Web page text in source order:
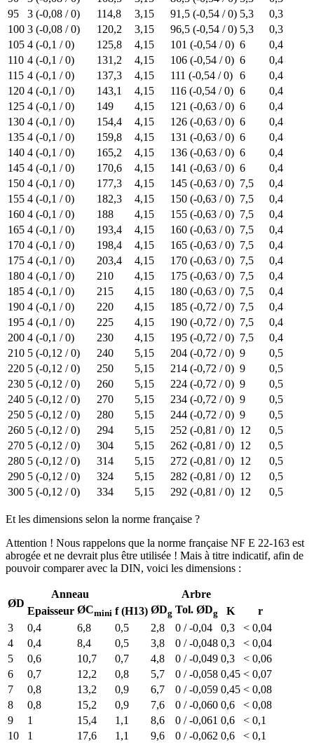
95
3 (-0,08 / 0) 114,8 3,15 91,5 (-0,54 / 0) 5,3
0,3
100 3 (-0,08 / 0) 120,2 3,15 96,5 (-0,54 / 0) 5,3
0,3
105 4 (-0,1 / 0) 125,8 4,15 101 (-0,54 / 0) 6
0,4
110 4 (-0,1 / 0) 131,2 4,15 106 (-0,54 / 0) 6
0,4
115 4 (-0,1 / 0) 137,3 4,15 111 (-0,54 / 0) 6
0,4
120 4 (-0,1 / 0) 143,1 4,15 116 (-0,54 / 0) 6
0,4
125 4 (-0,1 / 0) 149 4,15 121 (-0,63 / 0) 6
0,4
130 4 (-0,1 / 0) 154,4 4,15 126 (-0,63 / 0) 6
0,4
135 4 (-0,1 / 0) 159,8 4,15 131 (-0,63 / 0) 6
0,4
140 4 (-0,1 / 0) 165,2 4,15 136 (-0,63 / 0) 6
0,4
145 4 (-0,1 / 0) 170,6 4,15 141 (-0,63 / 0) 6
0,4
150 4 (-0,1 / 0) 177,3 4,15 145 (-0,63 / 0) 7,5
0,4
155 4 (-0,1 / 0) 182,3 4,15 150 (-0,63 / 0) 7,5
0,4
160 4 (-0,1 / 0) 188 4,15 155 (-0,63 / 0) 7,5
0,4
165 4 (-0,1 / 0) 193,4 4,15 160 (-0,63 / 0) 7,5
0,4
170 4 (-0,1 / 0) 198,4 4,15 165 (-0,63 / 0) 7,5
0,4
175 4 (-0,1 / 0) 203,4 4,15 170 (-0,63 / 0) 7,5
0,4
180 4 (-0,1 / 0) 210 4,15 175 (-0,63 / 0) 7,5
0,4
185 4 (-0,1 / 0) 215 4,15 180 (-0,63 / 0) 7,5
0,4
190 4 (-0,1 / 0) 220 4,15 185 (-0,72 / 0) 7,5
0,4
195 4 (-0,1 / 0) 225 4,15 190 (-0,72 / 0) 7,5
0,4
200 4 (-0,1 / 0) 230 4,15 195 (-0,72 / 0) 7,5
0,4
210 5 (-0,12 / 0) 240 5,15 204 (-0,72 / 0) 9
0,5
220 5 (-0,12 / 0) 250 5,15 214 (-0,72 / 0) 9
0,5
230 5 (-0,12 / 0) 260 5,15 224 (-0,72 / 0) 9
0,5
240 5 (-0,12 / 0) 270 5,15 234 (-0,72 / 0) 9
0,5
250 5 (-0,12 / 0) 280 5,15 244 (-0,72 / 0) 9
0,5
260 5 (-0,12 / 0) 294 5,15 252 (-0,81 / 0) 12
0,5
270 5 (-0,12 / 0) 304 5,15 262 (-0,81 / 0) 12
0,5
280 5 (-0,12 / 0) 314 5,15 272 (-0,81 / 0) 12
0,5
290 5 (-0,12 / 0) 324 5,15 282 (-0,81 / 0) 12
0,5
300 5 (-0,12 / 0) 334 5,15 292 (-0,81 / 0) 12 0,5
Et les dimensions selon la norme française ?
Attention ! Nous rappelons que la norme française NF E 22-163 est
abrogée et ne devrait plus être utilisée ! Mais à titre indicatif, afin de
pouvoir comparer avec la DIN, voici les dimensions :
ØD
Anneau
Arbre
Epaisseur ØCmini f (H13) ØDg Tol. ØDg K
r
3
0,4 6,8 0,5 2,8 0 / -0,04 0,3
< 0,04
4
0,4 8,4 0,5 3,8 0 / -0,048 0,3
< 0,04
5
0,6 10,7 0,7 4,8 0 / -0,049 0,3
< 0,06
6
0,7 12,2 0,8 5,7 0 / -0,058 0,45 < 0,07
7
0,8 13,2 0,9 6,7 0 / -0,059 0,45 < 0,08
8
0,8 15,2 0,9 7,6 0 / -0,060 0,6
< 0,08
9
1 15,4 1,1 8,6 0 / -0,061 0,6
< 0,1
10
1 17,6 1,1 9,6 0 / -0,062 0,6
< 0,1